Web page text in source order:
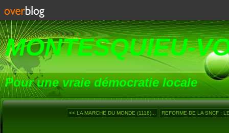
MONTESQUIEU-
Pour une vraie démocratie locale
<< LA MARCHE DU MONDE (1118)... REFORME DE LA SNCF :